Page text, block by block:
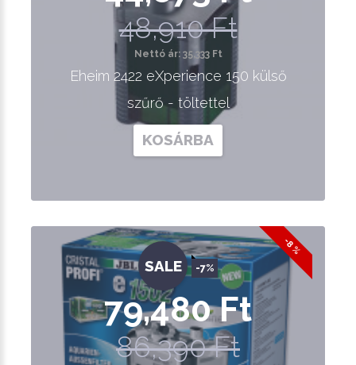
48,910 Ft
Nettó ár: 35,333 Ft
Eheim 2422 eXperience 150 külső
szűrő - töltettel
KOSÁRBA
-8 %
SALE -7%
79,480 Ft
86,390 Ft